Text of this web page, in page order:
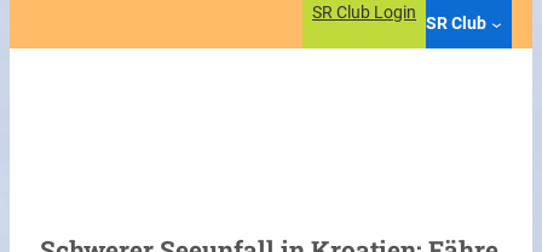
SR Club Login
SR Club